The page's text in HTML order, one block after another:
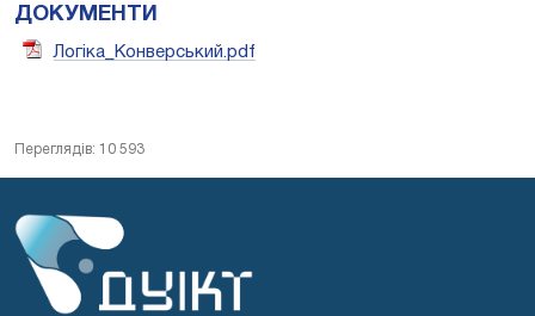
ДОКУМЕНТИ
Логіка_Конверський.pdf
Переглядів: 10 593